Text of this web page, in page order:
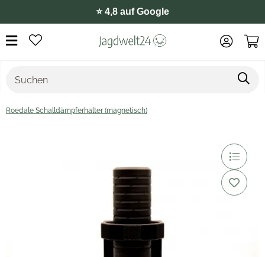
⭐️ 4,8 auf Google
Roedale Schalldämpferhalter (magnetisch)